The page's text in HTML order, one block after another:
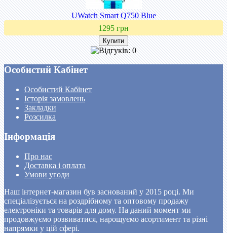
UWatch Smart Q750 Blue
1295 грн
Особистий Кабінет
Особистий Кабінет
Історія замовлень
Закладки
Розсилка
Інформація
Про нас
Доставка і оплата
Умови угоди
Наш інтернет-магазин був заснований у 2015 році. Ми
спеціалізується на роздрібному та оптовому продажу
електроніки та товарів для дому. На даний момент ми
продовжуємо розвиватися, нарощуємо асортимент та різні
напрямки у цій сфері.